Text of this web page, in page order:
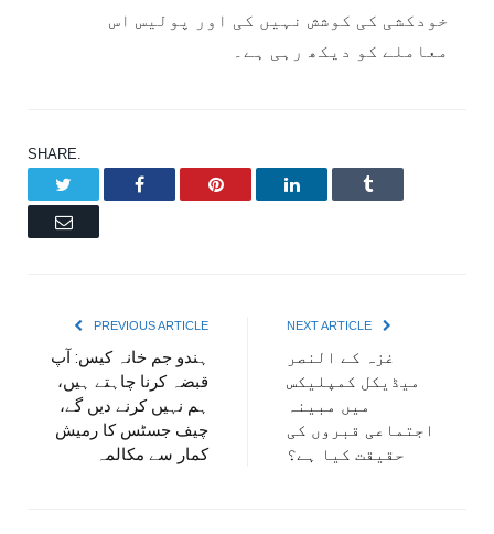
خودکشی کی کوشش نہیں کی اور پولیس اس
معاملے کو دیکھ رہی ہے۔
SHARE.
Facebook Pinterest LinkedIn Tumblr
Email
PREVIOUS ARTICLE
ہندو جم خانہ کیس: آپ
قبضہ کرنا چاہتے ہیں،
ہم نہیں کرنے دیں گے،
چیف جسٹس کا رمیش
کمار سے مکالمہ
NEXT ARTICLE
غزہ کے النصر
میڈیکل کمپلیکس
میں مبینہ
اجتماعی قبروں کی
حقیقت کیا ہے؟